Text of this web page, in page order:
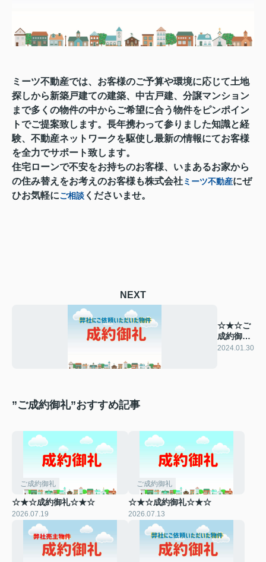
ミーツ不動産では、お客様のご予算や環境に応じて土地
探しから新築戸建ての建築、中古戸建、分譲マンション
まで多くの物件の中からご希望に合う物件をピンポイン
トでご提案致します。長年携わって参りました知識と経
験、不動産ネットワークを駆使し最新の情報にてお客様
を全力でサポート致します。
住宅ローンで不安をお持ちのお客様、いまあるお家から
の住み替えをお考えのお客様も株式会社ミーツ不動産にぜ
ひお気軽にご相談 くださいませ。
NEXT
☆★☆ご
成約御礼
☆★☆
2024.01.30
”ご成約御礼”おすすめ記事
ご成約御礼
☆★☆成約御礼☆★☆
2026.07.19
ご成約御礼
☆★☆成約御礼☆★☆
2026.07.13